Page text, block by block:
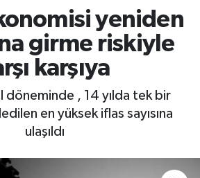
yeniden
girme riskiyle
karşıya
döneminde , 14 yılda tek bir
en yüksek iflas sayısına
ulaşıldı